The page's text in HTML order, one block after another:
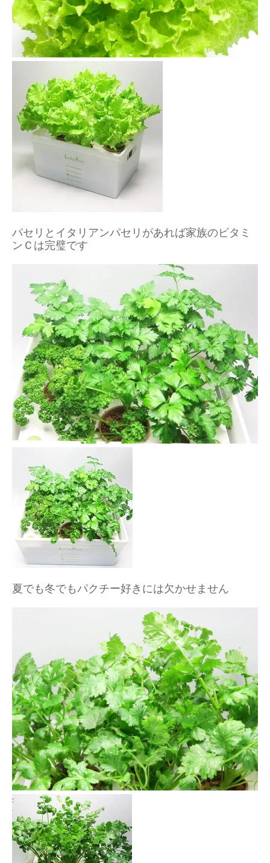
パセリとイタリアンパセリがあれば家族のビタミ
ンＣは完璧です
夏でも冬でもパクチー好きには欠かせません